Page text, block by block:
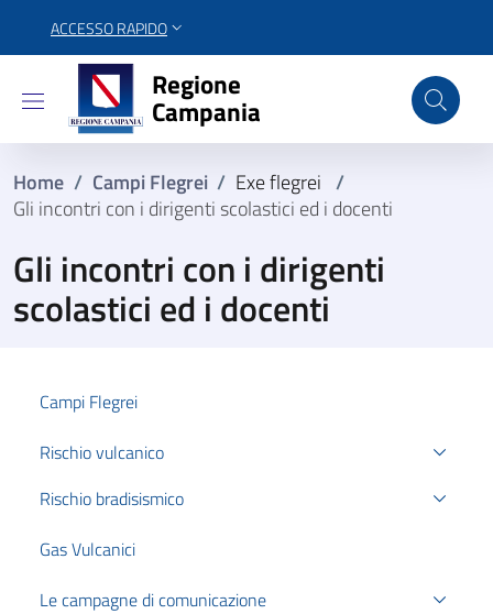
ACCESSO RAPIDO
Regione Campania
Regione
Campania
Home / Campi Flegrei / Exe flegrei /
Gli incontri con i dirigenti scolastici ed i docenti
Gli incontri con i dirigenti
scolastici ed i docenti
Campi Flegrei
Rischio vulcanico
Rischio bradisismico
Gas Vulcanici
Le campagne di comunicazione